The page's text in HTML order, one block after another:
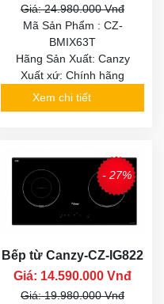
Giá: 24.980.000 Vnđ
Mã Sản Phẩm : CZ-
BMIX63T
Hãng Sản Xuất: Canzy
Xuất xứ: Chính hãng
Xem chi tiết
- 27%
Bếp từ Canzy-CZ-IG822
Giá: 14.590.000 Vnđ
Giá: 19.980.000 Vnđ